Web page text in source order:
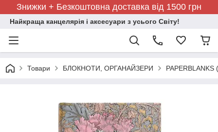
Знижки + Безкоштовна доставка від 1500 грн
Найкраща канцелярія і аксесуари з усього Світу!
Товари БЛОКНОТИ, ОРГАНАЙЗЕРИ PAPERBLANKS